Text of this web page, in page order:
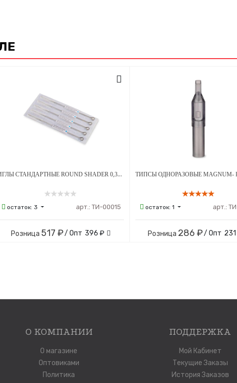
ИГЛЫ СТАНДАРТНЫЕ ROUND SHADER 0,35 ММ 50 ШТ
остаток: 3 арт.: ТИ-00015
Розница 517 ₽/ Опт 396 ₽
остаток: 1 арт.:
Розница 286 ₽/ Опт
О КОМПАНИИ
О магазине
Оптовиками
Политика
ПОДДЕРЖКА
Мой Кабинет
Текущие Заказы
История Заказов